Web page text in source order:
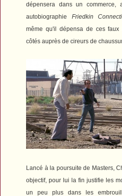
dépensera dans un commerce,
autobiographie Friedkin
même qu'il dépensa de ces
côtés auprès de cireurs de
Lancé à la poursuite de Masters,
objectif, pour lui la fin justifie les
un peu plus dans les